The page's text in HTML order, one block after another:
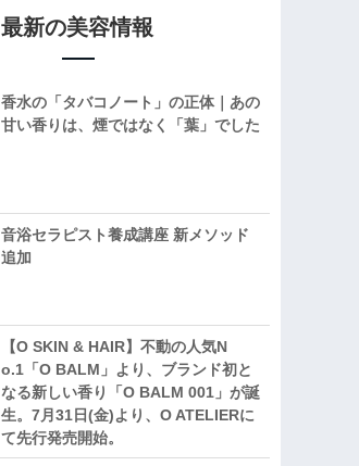
最新の美容情報
香水の「タバコノート」の正体｜あの
甘い香りは、煙ではなく「葉」でした
音浴セラピスト養成講座 新メソッド
追加
【O SKIN & HAIR】不動の人気N
o.1「O BALM」より、ブランド初と
なる新しい香り「O BALM 001」が誕
生。7月31日(金)より、O ATELIERに
て先行発売開始。